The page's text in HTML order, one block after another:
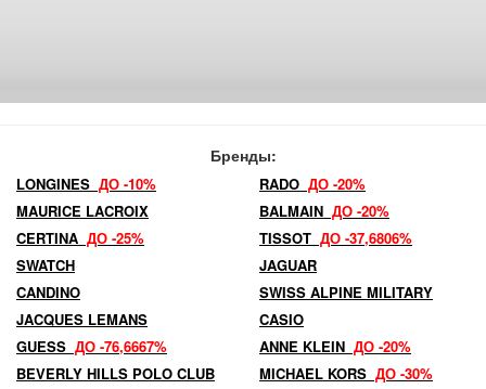
Бренды:
LONGINES ДО -10% RADO ДО -20%
MAURICE LACROIX
BALMAIN ДО -20%
CERTINA ДО -25% TISSOT ДО -37,6806%
SWATCH
JAGUAR
CANDINO
SWISS ALPINE MILITARY
JACQUES LEMANS
CASIO
GUESS ДО -76,6667% ANNE KLEIN ДО -20%
BEVERLY HILLS POLO CLUB
MICHAEL KORS ДО -30%